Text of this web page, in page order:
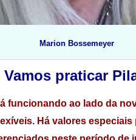
Marion Bossemeyer
praticar
funcionando ao lado da
Há valores